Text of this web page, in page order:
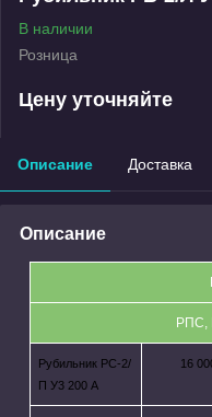
В наличии
Розница
Цену уточняйте
Описание Доставка
Описание
РПС,
Рубильник РС-2/
П У3 200 А
16